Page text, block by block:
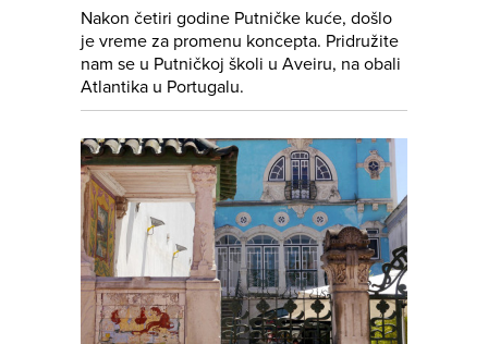
Nakon četiri godine Putničke kuće, došlo
je vreme za promenu koncepta. Pridružite
nam se u Putničkoj školi u Aveiru, na obali
Atlantika u Portugalu.